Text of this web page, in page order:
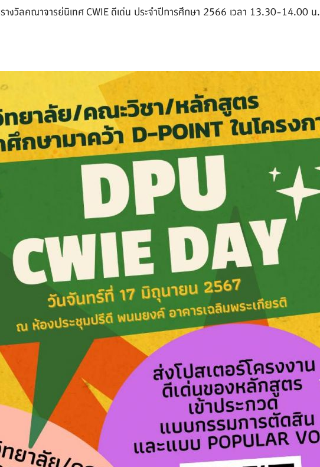
างวัลคณาจารย์นิเทศCWIE ดีเด่น ประจำปีการศึกษา 2566 เวลา 13.30-14.00 น.